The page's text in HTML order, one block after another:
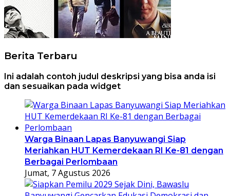
Berita Terbaru
Ini adalah contoh judul deskripsi yang bisa anda isi
dan sesuaikan pada widget
Warga Binaan Lapas Banyuwangi Siap
Meriahkan HUT Kemerdekaan RI Ke-81 dengan
Berbagai Perlombaan
Jumat, 7 Agustus 2026